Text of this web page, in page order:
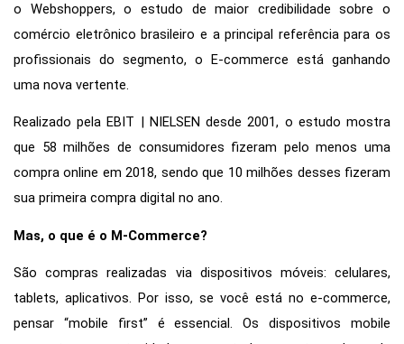
o Webshoppers, o estudo de maior credibilidade sobre o
comércio eletrônico brasileiro e a principal referência para os
profissionais do segmento, o E-commerce está ganhando
uma nova vertente.
Realizado pela EBIT | NIELSEN desde 2001, o estudo mostra
que 58 milhões de consumidores fizeram pelo menos uma
compra online em 2018, sendo que 10 milhões desses fizeram
sua primeira compra digital no ano.
Mas, o que é o M-Commerce?
São compras realizadas via dispositivos móveis: celulares,
tablets, aplicativos. Por isso, se você está no e-commerce,
pensar “mobile first” é essencial. Os dispositivos mobile
Nós utilizamos cookies
Este site utiliza cookies para melhorar a sua experiência de
usuário.
informações.
Aceitar tudo
Apenas necessários